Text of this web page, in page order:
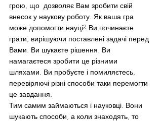
грою, що  дозволяє Вам зробити свій
внесок у наукову роботу. Як ваша гра
може допомогти науці? Ви починаєте
грати, вирішуючи поставлені задачі перед
Вами. Ви шукаєте рішення. Ви
намагаєтеся зробити це різними
шляхами. Ви пробуєте і помиляєтесь,
перевіряючі різні способи таки перемогти
це завдання.
Тим самим займаються і науковці. Вони
шукають способи, а коли знаходять, то